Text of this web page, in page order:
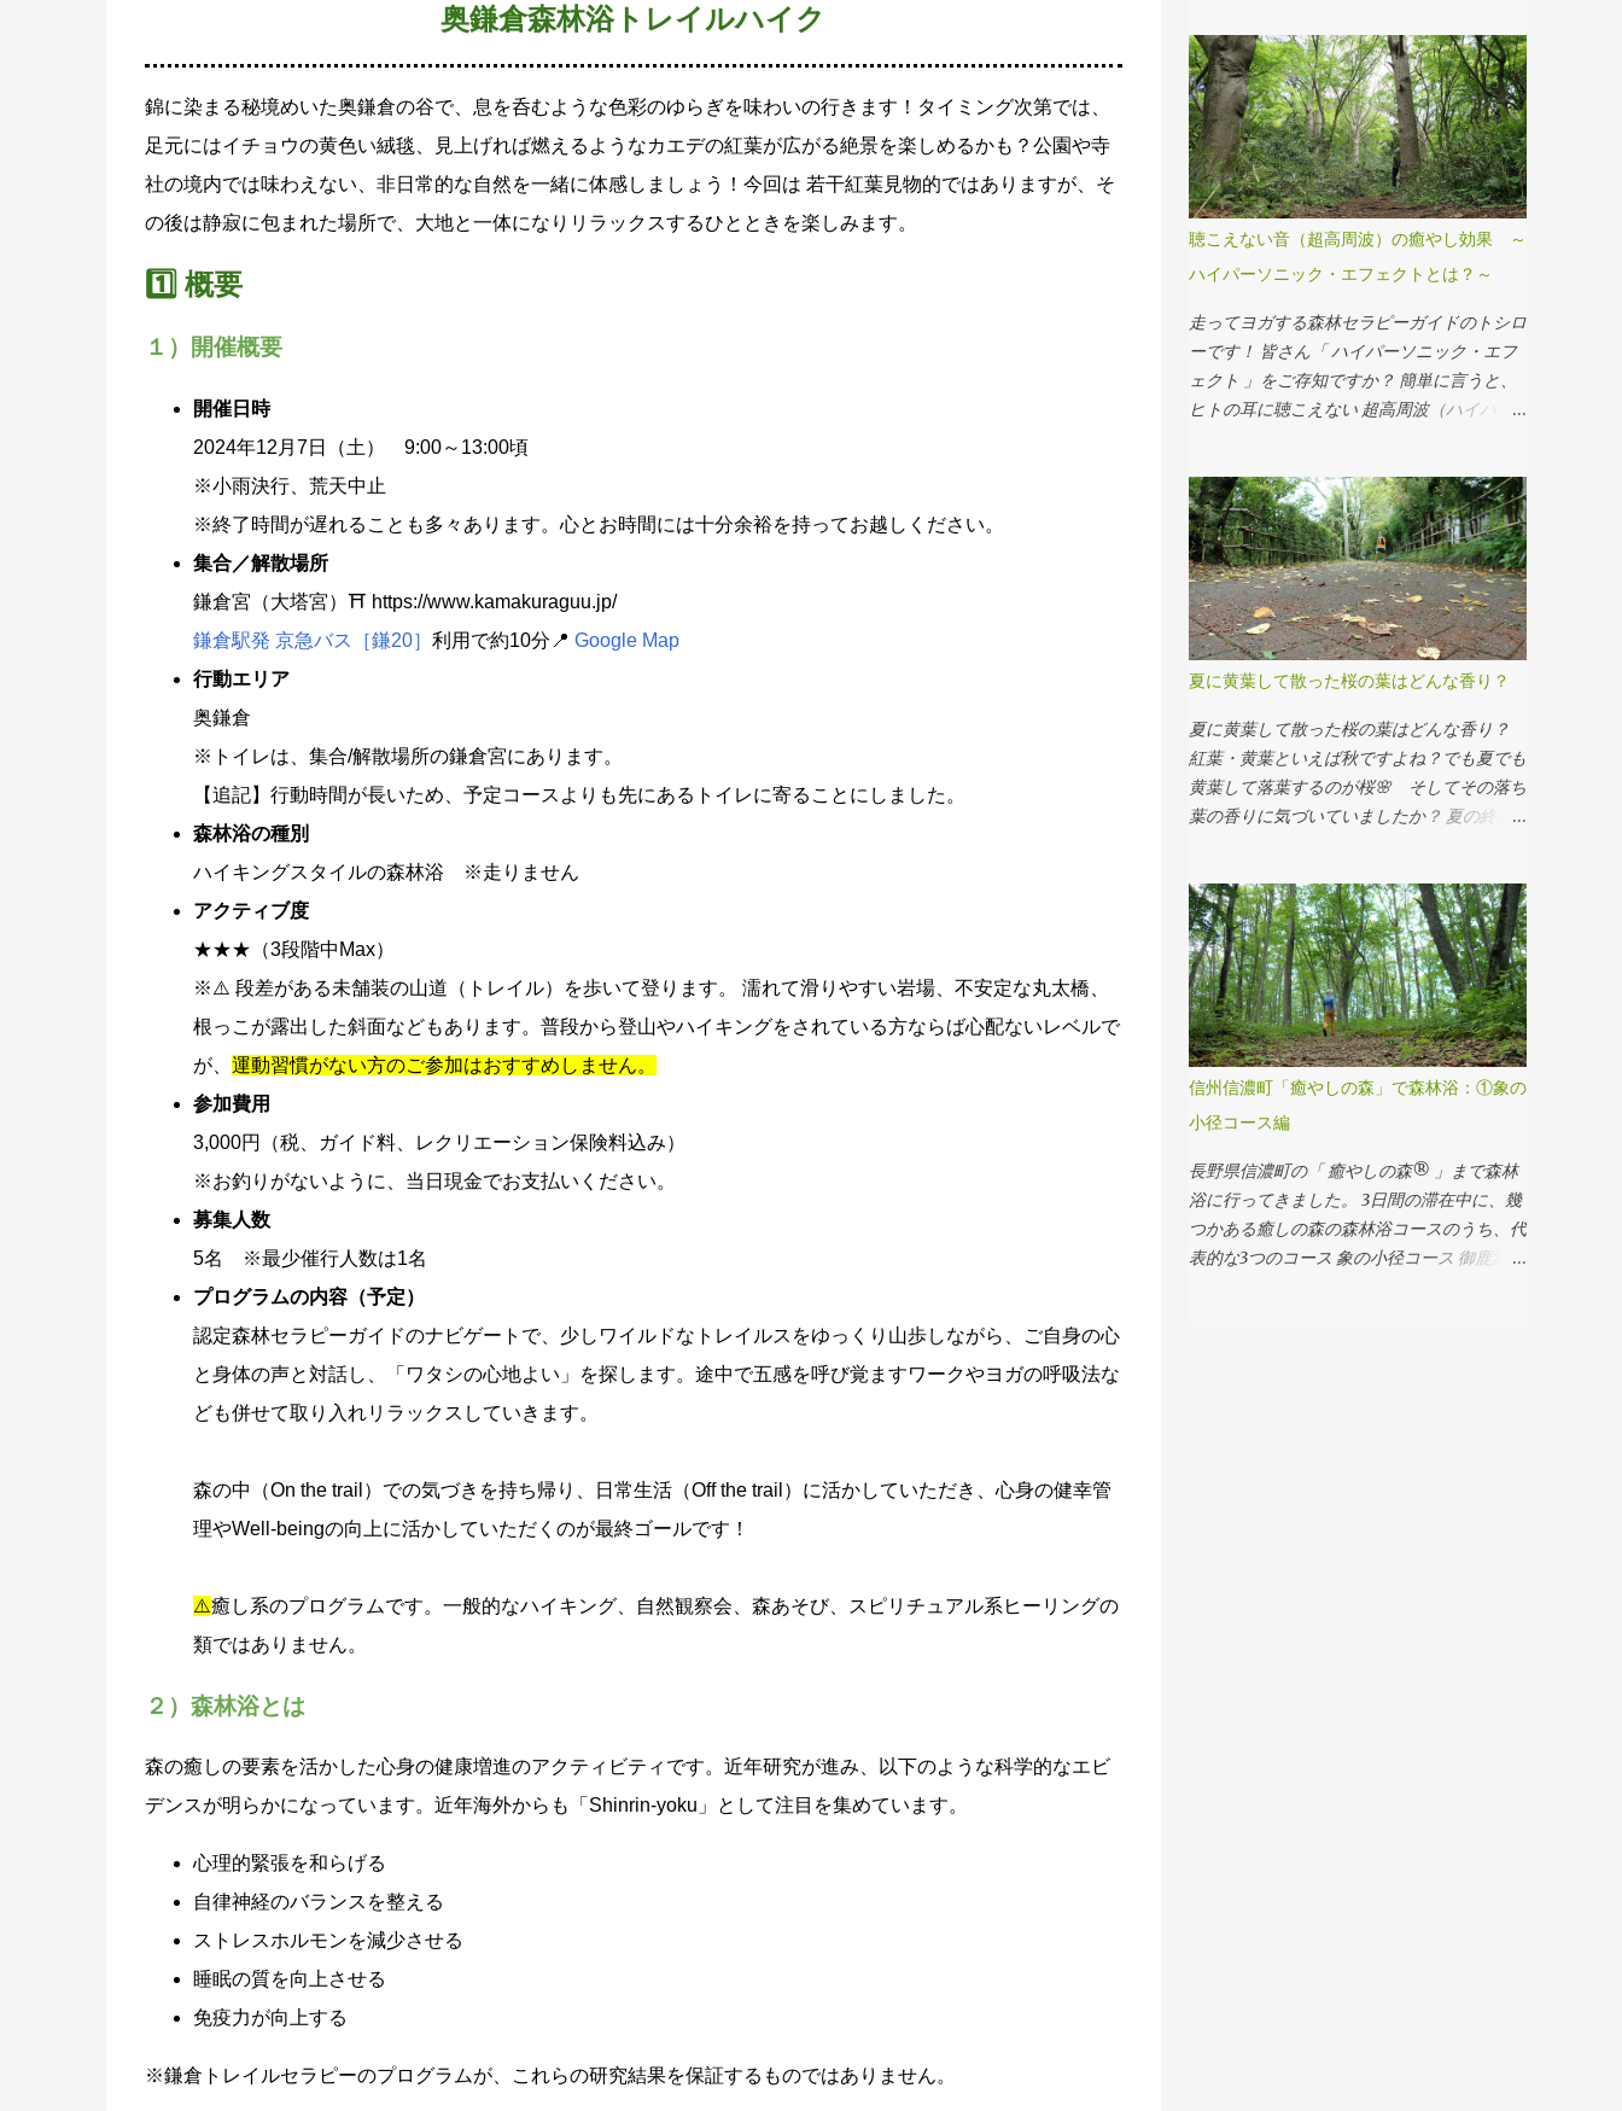
奥鎌倉森林浴トレイルハイク
錦に染まる秘境めいた奥鎌倉の谷で、息を呑むような色彩のゆらぎを味わいの行きます！タイミング次第では、
足元にはイチョウの黄色い絨毯、見上げれば燃えるようなカエデの紅葉が広がる絶景を楽しめるかも？公園や寺
社の境内では味わえない、非日常的な自然を一緒に体感しましょう！今回は 若干紅葉見物的ではありますが、そ
の後は静寂に包まれた場所で、大地と一体になりリラックスするひとときを楽しみます。
1️⃣ 概要
１）開催概要
開催日時
2024年12月7日（土） 9:00～13:00頃
※小雨決行、荒天中止
※終了時間が遅れることも多々あります。心とお時間には十分余裕を持ってお越しください。
集合／解散場所
鎌倉宮（大塔宮）⛩️ https://www.kamakuraguu.jp/
鎌倉駅発 京急バス［鎌20］ 利用で約10分📍 Google Map
行動エリア
奥鎌倉
※トイレは、集合/解散場所の鎌倉宮にあります。
【追記】行動時間が長いため、予定コースよりも先にあるトイレに寄ることにしました。
森林浴の種別
ハイキングスタイルの森林浴 ※走りません
アクティブ度
★★★（3段階中Max）
※⚠️ 段差がある未舗装の山道（トレイル）を歩いて登ります。 濡れて滑りやすい岩場、不安定な丸太橋、
根っこが露出した斜面などもあります。普段から登山やハイキングをされている方ならば心配ないレベルで
が、 運動習慣がない方のご参加はおすすめしません。
参加費用
3,000円（税、ガイド料、レクリエーション保険料込み）
※お釣りがないように、当日現金でお支払いください。
募集人数
5名 ※最少催行人数は1名
プログラムの内容（予定）
認定森林セラピーガイドのナビゲートで、少しワイルドなトレイルスをゆっくり山歩しながら、ご自身の心
と身体の声と対話し、「ワタシの心地よい」を探します。途中で五感を呼び覚ますワークやヨガの呼吸法な
ども併せて取り入れリラックスしていきます。
森の中（On the trail）での気づきを持ち帰り、日常生活（Off the trail）に活かしていただき、心身の健幸管
理やWell-beingの向上に活かしていただくのが最終ゴールです！
⚠️癒し系のプログラムです。一般的なハイキング、自然観察会、森あそび、スピリチュアル系ヒーリングの
類ではありません。
２）森林浴とは
森の癒しの要素を活かした心身の健康増進のアクティビティです。近年研究が進み、以下のような科学的なエビ
デンスが明らかになっています。近年海外からも「Shinrin-yoku」として注目を集めています。
心理的緊張を和らげる
自律神経のバランスを整える
ストレスホルモンを減少させる
睡眠の質を向上させる
免疫力が向上する
※鎌倉トレイルセラピーのプログラムが、これらの研究結果を保証するものではありません。
聴こえない音（超高周波）の癒やし効果 ～
ハイパーソニック・エフェクトとは？～
走ってヨガする森林セラピーガイドのトシロ
ーです！ 皆さん「 ハイパーソニック・エフ
ェクト 」をご存知ですか？ 簡単に言うと、
ヒトの耳に聴こえない 超高周波（ハイパー
脳」が活性化され、免疫系や脳血流、認知機
能などの活性化、ストレスホルモンの減少な
どの良い効果が起こる。 というのが ハイパ
ーソニック・エフェクト です。 森にはハイ
パーソニック音がいっぱい！ 森の中には、
複雑に変化するハイパーソニック音が含まれ
ている んだそう。特にボルネオの熱帯雨林
す。 森以外では、バリ島のガムラン音楽の
音にもハイパーソニック音が含まれているそ
うです。 逆に、人工的な場所ではハイパー
ソニック音はしないそうです。 森林浴とい
林の方がベターでしょうね。 公園の芝生ヨ
ガよりも、トレイルサイドでやる森ヨガの方
が、ずっと心地よく感じるのは、もしかした
らこのハイパーソニック音による効果の差な
のかもしれませんね。 聴こえない音を感じ
る、浴びる ヒトの耳に聴こえる音の周波数
は、20Hzから20kHzと言われています。 一
こえない20kHz以上の非可聴域の音 です。
特に80～88kHzが最も効果がある周波数帯
域とのこと。 ちなみに、ヒーリングミュー
ジックなどによく使われる 528Hzのソルフ
ェジオ周波数は、ハイパーソニック音とは全
夏に黄葉して散った桜の葉はどんな香り？
夏に黄葉して散った桜の葉はどんな香り？
紅葉・黄葉といえば秋ですよね？でも夏でも
黄葉して落葉するのが桜🌸 そしてその落ち
葉の香りに気づいていましたか？ 夏の終わ
黄色い葉が混じり始めたお盆過ぎの桜並木
そして、8月の下旬頃から紅くならずに黄色
のまま落葉が始まります。ですが全部落葉す
るわけではなく残ったものは、秋が深まるに
つれて紅くなっていきます。 鎌倉の山に
は、実は桜が沢山あるんです。この時期のト
レイルは、黄色い桜の葉が目立ち華やかな感
ち葉 ちなみに、秋以外に紅くなるので有名
なのは、春に紅葉するカエデ。夏の間は一旦
緑になり、また秋に再び紅くなる種類もあり
ます。一年中紅色のままのノムラモミジとい
う種類もあります。 桜の落ち葉の香りのヒ
信州信濃町「癒やしの森」で森林浴：①象の
小径コース編
長野県信濃町の「 癒やしの森® 」まで森林
浴に行ってきました。 3日間の滞在中に、幾
つかある癒しの森の森林浴コースのうち、代
表的な3つのコース 象の小径コース 御鹿池コ